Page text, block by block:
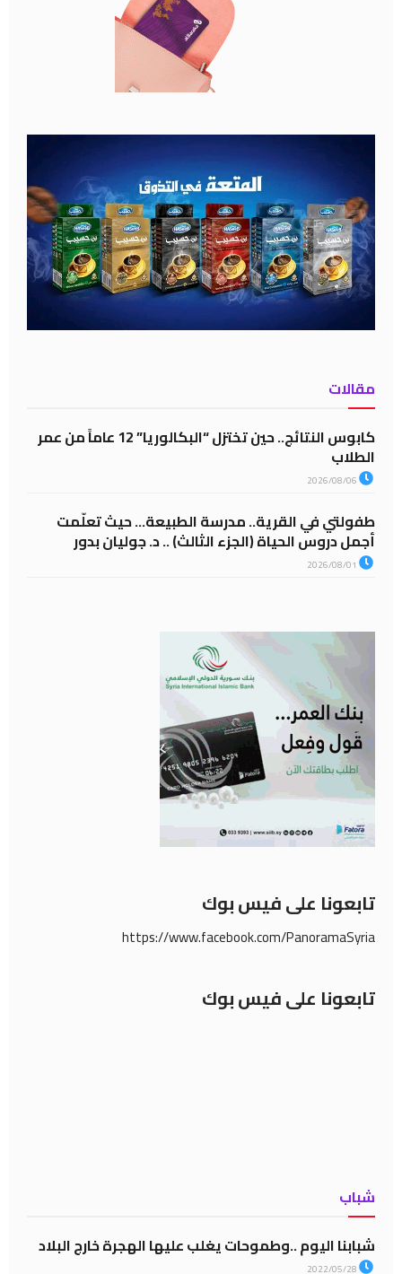
مقالات
كابوس النتائج.. حين تختزل “البكالوريا” 12 عاماً من عمر
الطلاب
طفولتي في القرية.. مدرسة الطبيعة… حيث تعلّمت
أجمل دروس الحياة (الجزء الثالث) .. د. جوليان بدور
تابعونا على فيس بوك
https://www.facebook.com/PanoramaSyria
تابعونا على فيس بوك
شباب
شبابنا اليوم ..وطموحات يغلب عليها الهجرة خارج البلاد